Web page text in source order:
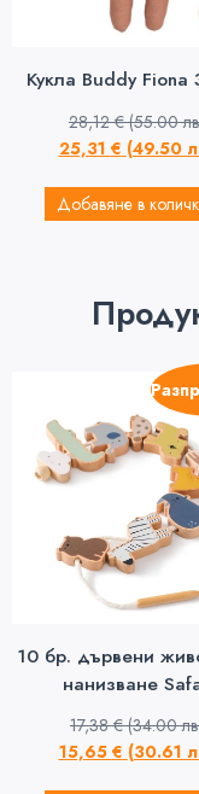
Кукла Buddy Fiona
28,12€ (55.00
25,31 € (49.50
Добавяне в
10 бр. дървени
нанизване
17,38€ (34.00
15,65 € (30.61